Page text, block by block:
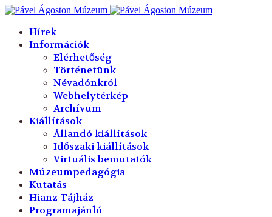
Hírek
Információk
Elérhetőség
Történetünk
Névadónkról
Webhelytérkép
Archívum
Kiállítások
Állandó kiállítások
Időszaki kiállítások
Virtuális bemutatók
Múzeumpedagógia
Kutatás
Hianz Tájház
Programajánló
év
hónap
év
hónap